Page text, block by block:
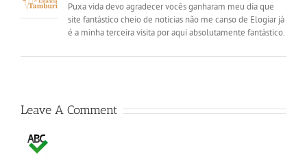
Puxa vida devo agradecer vocês ganharam meu dia que
site fantástico cheio de noticias não me canso de Elogiar já
é a minha terceira visita por aqui absolutamente fantástico.
Leave A Comment
Comment